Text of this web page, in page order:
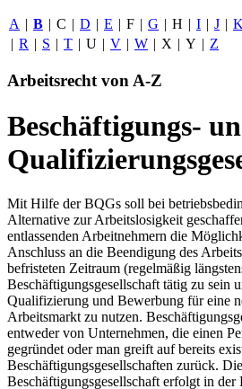
A | B | C | D | E | F | G | H | I | J | K
| R | S | T | U | V | W | X | Y | Z
Arbeitsrecht von A-Z
Beschäftigungs-
Mit Hilfe der BQGs soll bei
Alternative zur Arbeitslosigkeit
entlassenden Arbeitnehmern die
Anschluss an die Beendigung des
befristeten Zeitraum (regelmäßig
Beschäftigungsgesellschaft tätig zu sein
Qualifizierung und Bewerbung für eine
Arbeitsmarkt zu nutzen.
entweder von Unternehmen, die einen
gegründet oder man greift auf bereits
Beschäftigungsgesellschaften zurück.
Beschäftigungsgesellschaft erfolgt in der